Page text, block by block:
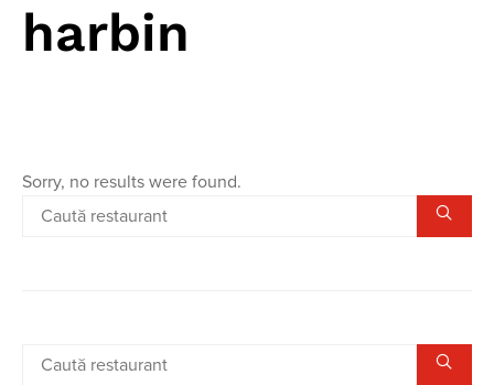
harbin
Sorry, no results were found.